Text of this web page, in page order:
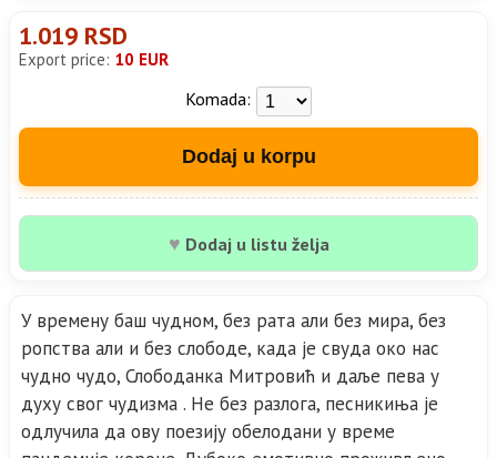
1.019 RSD
Export price: 10 EUR
Komada:
Dodaj u korpu
♥ Dodaj u listu želja
У времену баш чудном, без рата али без мира, без
ропства али и без слободе, када је свуда око нас
чудно чудо, Слободанка Митровић и даље пева у
духу свог чудизма . Не без разлога, песникиња је
одлучила да ову поезију обелодани у време